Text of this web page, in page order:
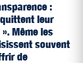
:
leur
Même les
souvent
de